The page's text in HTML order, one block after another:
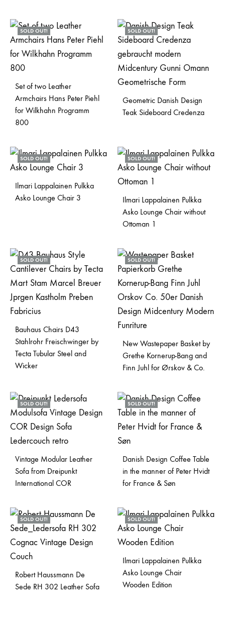
SOLD OUT!
Set of two Leather
Armchairs Hans Peter Piehl
for Wilkhahn Programm
800
SOLD OUT!
Geometric Danish Design
Teak Sideboard Credenza
SOLD OUT!
Ilmari Lappalainen Pulkka
Asko Lounge Chair 3
SOLD OUT!
Ilmari Lappalainen Pulkka
Asko Lounge Chair without
Ottoman 1
SOLD OUT!
Bauhaus Chairs D43
Stahlrohr Freischwinger by
Tecta Tubular Steel and
Wicker
SOLD OUT!
New Wastepaper Basket by
Grethe Kornerup-Bang and
Finn Juhl for Ørskov & Co.
SOLD OUT!
Vintage Modular Leather
Sofa from Dreipunkt
International COR
SOLD OUT!
Danish Design Coffee Table
in the manner of Peter Hvidt
for France & Søn
SOLD OUT!
Robert Haussmann De
Sede RH 302 Leather Sofa
SOLD OUT!
Ilmari Lappalainen Pulkka
Asko Lounge Chair
Wooden Edition